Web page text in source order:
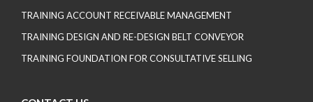
TRAINING ACCOUNT RECEIVABLE MANAGEMENT
TRAINING DESIGN AND RE-DESIGN BELT CONVEYOR
TRAINING FOUNDATION FOR CONSULTATIVE SELLING